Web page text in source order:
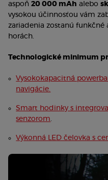
aspoň 20 000 mAh alebo
vysokou účinnosťou vám
zariadenia zostanú funkčné
horách.
Technologické minimum
Vysokokapacitná
navigácie.
Smart hodinky s
senzorom.
Výkonná LED čelovka s